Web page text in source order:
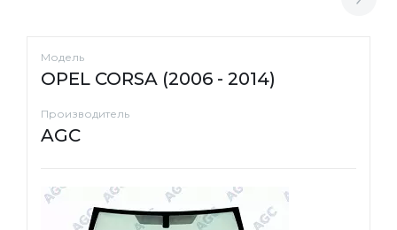
Модель
OPEL CORSA (2006 - 2014)
Производитель
AGC